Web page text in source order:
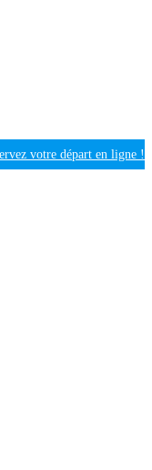
votre départ en ligne !